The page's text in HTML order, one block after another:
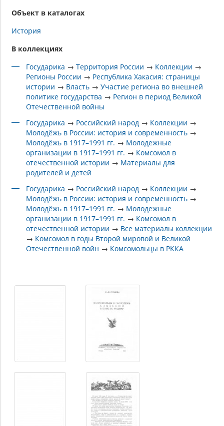
Объект в каталогах
История
В коллекциях
Государика →Территория России → Коллекции →
Регионы России → Республика Хакасия: страницы
истории → Власть →Участие региона во внешней
политике государства → Регион в период Великой
Отечественной войны
Государика → Российский народ → Коллекции →
Молодёжь в России: история и современность →
Молодёжь в 1917–1991 гг. → Молодежные
организации в 1917–1991 гг. → Комсомол в
отечественной истории → Материалы для
родителей и детей
Государика → Российский народ → Коллекции →
Молодёжь в России: история и современность →
Молодёжь в 1917–1991 гг. → Молодежные
организации в 1917–1991 гг. → Комсомол в
отечественной истории → Все материалы коллекции
→ Комсомол в годы Второй мировой и Великой
Отечественной войн → Комсомольцы в РККА